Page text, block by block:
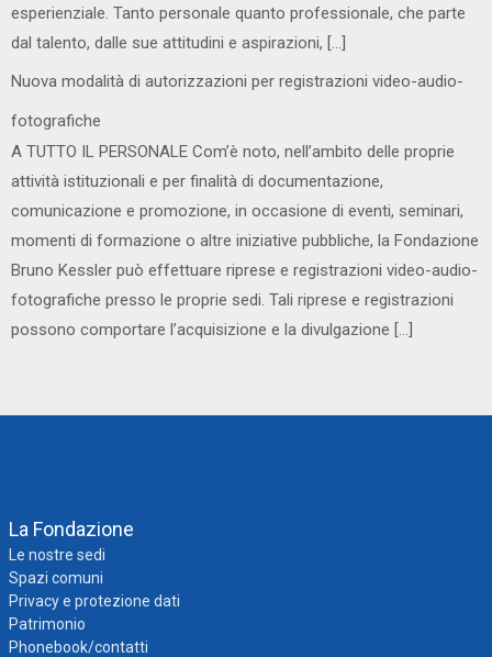
esperienziale. Tanto personale quanto professionale, che parte
dal talento, dalle sue attitudini e aspirazioni, […]
Nuova modalità di autorizzazioni per registrazioni video-audio-
fotografiche
A TUTTO IL PERSONALE Com’è noto, nell’ambito delle proprie
attività istituzionali e per finalità di documentazione,
comunicazione e promozione, in occasione di eventi, seminari,
momenti di formazione o altre iniziative pubbliche, la Fondazione
Bruno Kessler può effettuare riprese e registrazioni video-audio-
fotografiche presso le proprie sedi. Tali riprese e registrazioni
possono comportare l’acquisizione e la divulgazione […]
La Fondazione
Le nostre sedi
Spazi comuni
Privacy e protezione dati
Patrimonio
Phonebook/contatti